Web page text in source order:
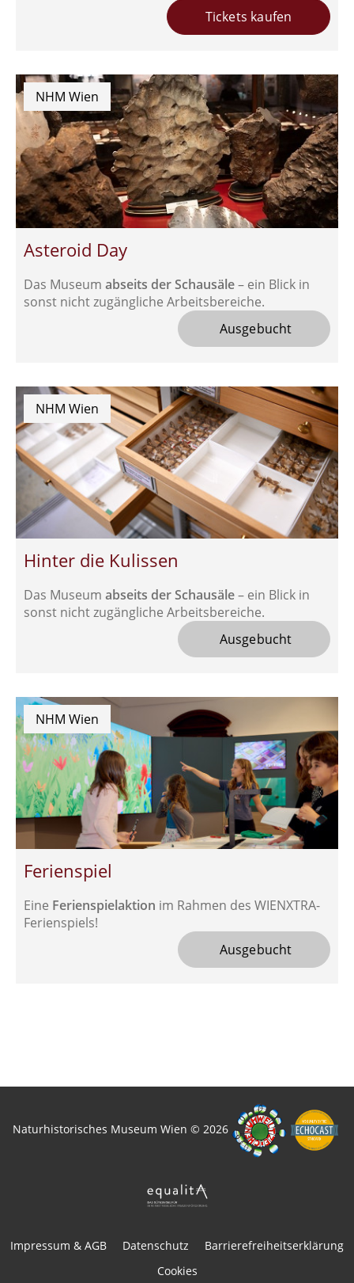
Tickets kaufen
NHM Wien
Asteroid Day
Das Museum abseits der Schausäle– ein Blick in
sonst nicht zugängliche Arbeitsbereiche.
Ausgebucht
NHM Wien
Hinter die Kulissen
Das Museum abseits der Schausäle– ein Blick in
sonst nicht zugängliche Arbeitsbereiche.
Ausgebucht
NHM Wien
Ferienspiel
Eine Ferienspielaktion im Rahmen des WIENXTRA-
Ferienspiels!
Ausgebucht
Naturhistorisches Museum Wien © 2026
Impressum & AGB Datenschutz
Barrierefreiheitserklärung
Cookies